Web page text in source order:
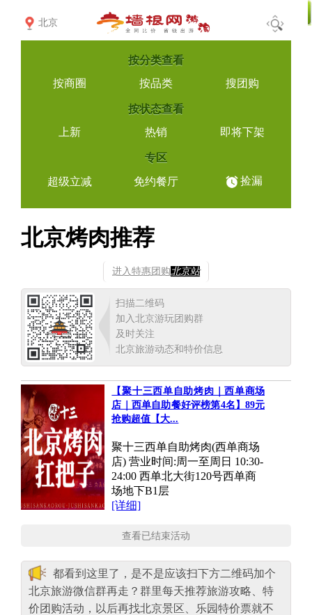
北京
按分类查看
按商圈
按品类 搜团购
按状态查看
上新
热销 即将下架
专区
超级立减
免约餐厅 捡漏
北京烤肉推荐
扫描二维码
加入北京游玩团购群
及时关注
北京旅游动态和特价信息
进入特惠团购北京站
【聚十三西单自助烤肉｜西单商场
店｜西单自助餐好评榜第4名】89元
抢购超值【大...
聚十三西单自助烤肉(西单商场
店) 营业时间:周一至周日 10:30-
24:00 西单北大街120号西单商
场地下B1层
[详细]
查看已结束活动
都看到这里了，是不是应该扫下方二维码加个
北京旅游微信群再走？群里每天推荐旅游攻略、特
价团购活动，以后再找北京景区、乐园特价票就不